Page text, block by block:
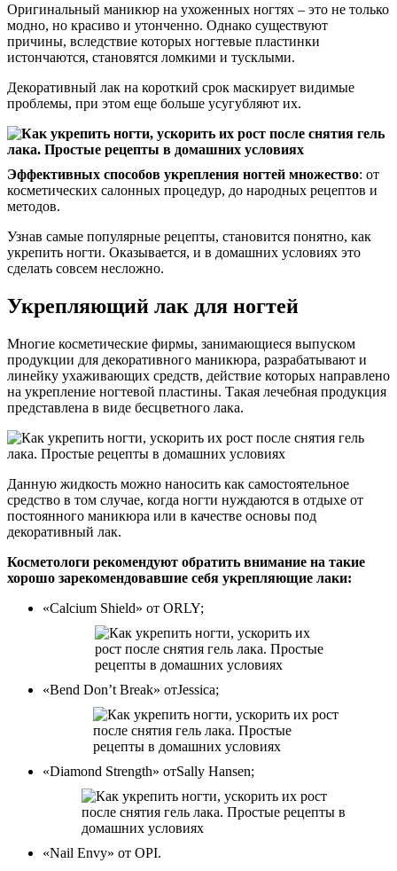
Оригинальный маникюр на ухоженных ногтях – это не только
модно, но красиво и утонченно. Однако существуют
причины, вследствие которых ногтевые пластинки
истончаются, становятся ломкими и тусклыми.
Декоративный лак на короткий срок маскирует видимые
проблемы, при этом еще больше усугубляют их.
Эффективных способов укрепления ногтей множество: от
косметических салонных процедур, до народных рецептов и
методов.
Узнав самые популярные рецепты, становится понятно, как
укрепить ногти. Оказывается, и в домашних условиях это
сделать совсем несложно.
Укрепляющий лак для ногтей
Многие косметические фирмы, занимающиеся выпуском
продукции для декоративного маникюра, разрабатывают и
линейку ухаживающих средств, действие которых направлено
на укрепление ногтевой пластины. Такая лечебная продукция
представлена в виде бесцветного лака.
Данную жидкость можно наносить как самостоятельное
средство в том случае, когда ногти нуждаются в отдыхе от
постоянного маникюра или в качестве основы под
декоративный лак.
Косметологи рекомендуют обратить внимание на такие
хорошо зарекомендовавшие себя укрепляющие лаки:
«Calcium Shield» от ORLY;
«Bend Don’t Break» отJessica;
«Diamond Strength» отSally Hansen;
«Nail Envy» от OPI.